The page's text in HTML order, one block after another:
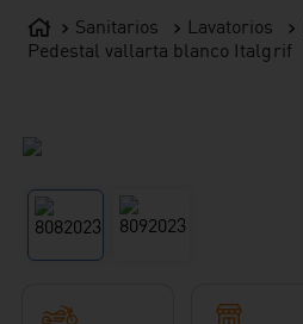
Sanitarios Lavatorios
Pedestal vallarta blanco Italgrif